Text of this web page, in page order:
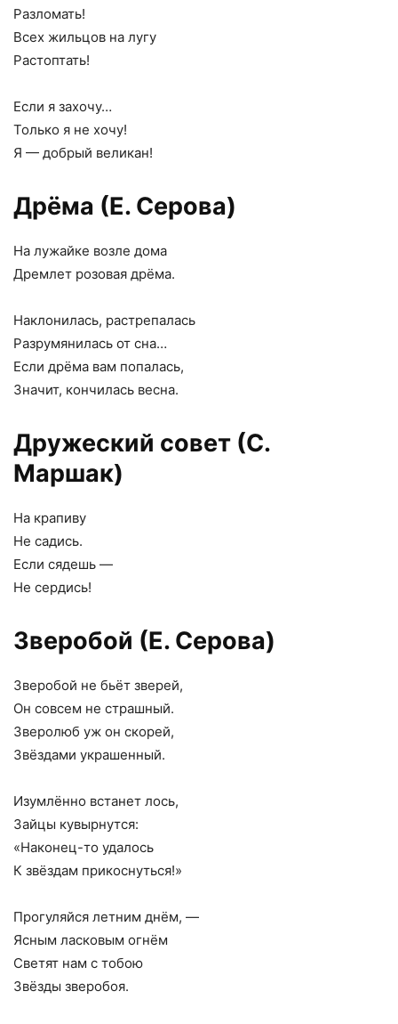
Разломать!
Всех жильцов на лугу
Растоптать!
Если я захочу…
Только я не хочу!
Я — добрый великан!
Дрёма (Е. Серова)
На лужайке возле дома
Дремлет розовая дрёма.
Наклонилась, растрепалась
Разрумянилась от сна…
Если дрёма вам попалась,
Значит, кончилась весна.
Дружеский совет (С.
Маршак)
На крапиву
Не садись.
Если сядешь —
Не сердись!
Зверобой (Е. Серова)
Зверобой не бьёт зверей,
Он совсем не страшный.
Зверолюб уж он скорей,
Звёздами украшенный.
Изумлённо встанет лось,
Зайцы кувырнутся:
«Наконец-то удалось
К звёздам прикоснуться!»
Прогуляйся летним днём, —
Ясным ласковым огнём
Светят нам с тобою
Звёзды зверобоя.